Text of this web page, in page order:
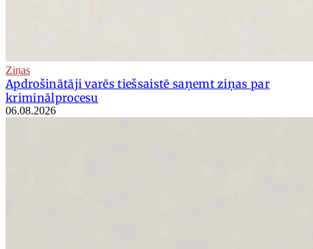
Ziņas
Apdrošinātāji varēs tiešsaistē saņemt ziņas par
kriminālprocesu
06.08.2026